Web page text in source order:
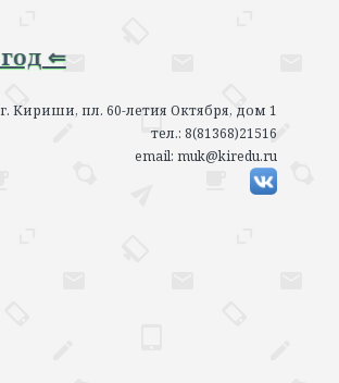
г. Кириши, пл. 60-летия Октября, дом 1
тел.: 8(81368)21516
email: muk@kiredu.ru